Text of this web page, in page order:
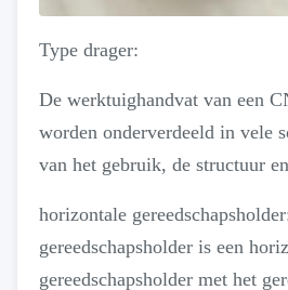
Type drager:
De werktuighandvat van een
worden onderverdeeld in vele
van het gebruik, de structuur
horizontale
gereedschapsholder is een
gereedschapsholder met het